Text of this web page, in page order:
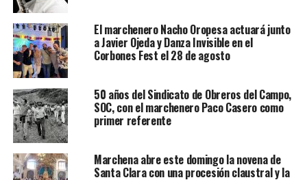
El marchenero Nacho Oropesa actuará junto
a Javier Ojeda y Danza Invisible en el
Corbones Fest el 28 de agosto
50 años del Sindicato de Obreros del Campo,
SOC, con el marchenero Paco Casero como
primer referente
Marchena abre este domingo la novena de
Santa Clara con una procesión claustral y la